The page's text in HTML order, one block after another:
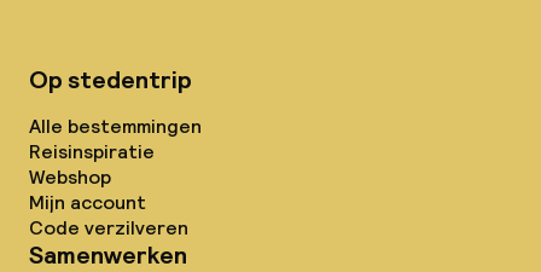
Op stedentrip
Alle bestemmingen
Reisinspiratie
Webshop
Mijn account
Code verzilveren
Samenwerken